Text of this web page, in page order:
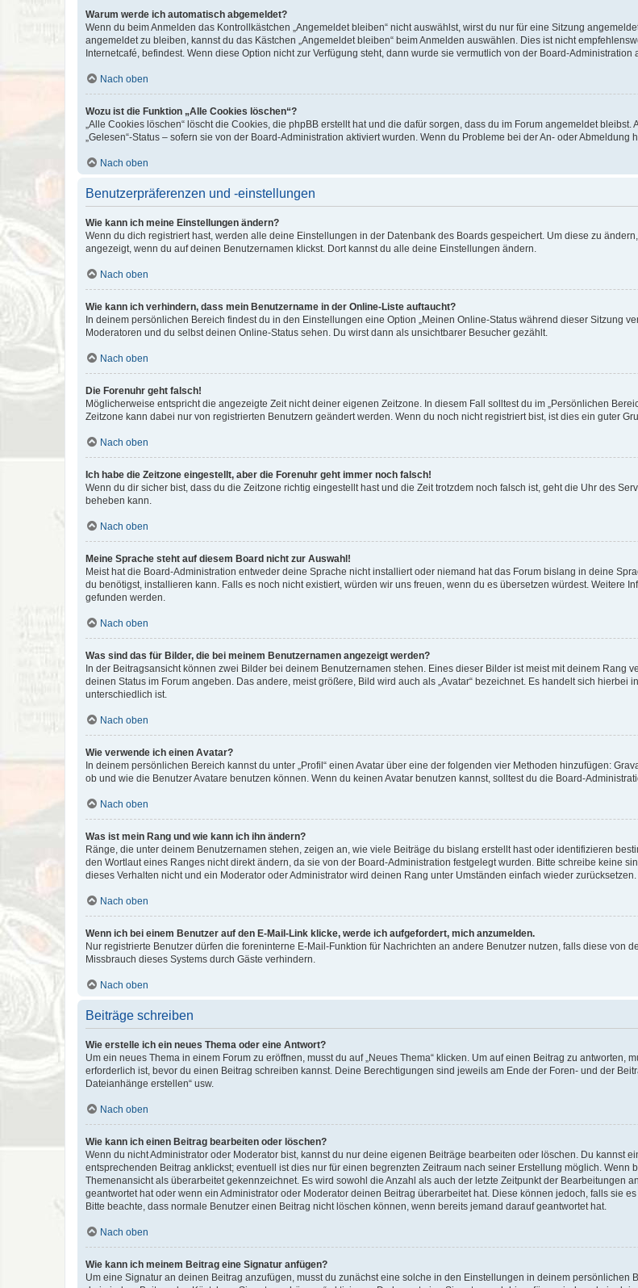
Warum werde ich automatisch abgemeldet?
Wenn du beim Anmelden das Kontrollkästchen „Angemeldet bleiben“ nicht auswählst, wirst du nur für eine Sitzung
angemeldet zu bleiben, kannst du das Kästchen „Angemeldet bleiben“ beim Anmelden auswählen. Dies ist nicht
Internetcafé, befindest. Wenn diese Option nicht zur Verfügung steht, dann wurde sie vermutlich von der Board-Administration
Nach oben
Wozu ist die Funktion „Alle Cookies löschen“?
„Alle Cookies löschen“ löscht die Cookies, die phpBB erstellt hat und die dafür sorgen, dass du im Forum angemeldet
„Gelesen“-Status – sofern sie von der Board-Administration aktiviert wurden. Wenn du Probleme bei der An- oder
Nach oben
Benutzerpräferenzen und -einstellungen
Wie kann ich meine Einstellungen ändern?
Wenn du dich registriert hast, werden alle deine Einstellungen in der Datenbank des Boards gespeichert. Um diese zu
angezeigt, wenn du auf deinen Benutzernamen klickst. Dort kannst du alle deine Einstellungen ändern.
Nach oben
Wie kann ich verhindern, dass mein Benutzername in der Online-Liste auftaucht?
In deinem persönlichen Bereich findest du in den Einstellungen eine Option „Meinen Online-Status während dieser Sitzung
Moderatoren und du selbst deinen Online-Status sehen. Du wirst dann als unsichtbarer Besucher gezählt.
Nach oben
Die Forenuhr geht falsch!
Möglicherweise entspricht die angezeigte Zeit nicht deiner eigenen Zeitzone. In diesem Fall solltest du im „Persönlichen
Zeitzone kann dabei nur von registrierten Benutzern geändert werden. Wenn du noch nicht registriert bist, ist dies ein guter
Nach oben
Ich habe die Zeitzone eingestellt, aber die Forenuhr geht immer noch falsch!
Wenn du dir sicher bist, dass du die Zeitzone richtig eingestellt hast und die Zeit trotzdem noch falsch ist, geht die Uhr des
beheben kann.
Nach oben
Meine Sprache steht auf diesem Board nicht zur Auswahl!
Meist hat die Board-Administration entweder deine Sprache nicht installiert oder niemand hat das Forum bislang in deine
du benötigst, installieren kann. Falls es noch nicht existiert, würden wir uns freuen, wenn du es übersetzen würdest. Weitere
gefunden werden.
Nach oben
Was sind das für Bilder, die bei meinem Benutzernamen angezeigt werden?
In der Beitragsansicht können zwei Bilder bei deinem Benutzernamen stehen. Eines dieser Bilder ist meist mit deinem Rang
deinen Status im Forum angeben. Das andere, meist größere, Bild wird auch als „Avatar“ bezeichnet. Es handelt sich
unterschiedlich ist.
Nach oben
Wie verwende ich einen Avatar?
In deinem persönlichen Bereich kannst du unter „Profil“ einen Avatar über eine der folgenden vier Methoden hinzufügen:
ob und wie die Benutzer Avatare benutzen können. Wenn du keinen Avatar benutzen kannst, solltest du die Board-
Nach oben
Was ist mein Rang und wie kann ich ihn ändern?
Ränge, die unter deinem Benutzernamen stehen, zeigen an, wie viele Beiträge du bislang erstellt hast oder identifizieren
den Wortlaut eines Ranges nicht direkt ändern, da sie von der Board-Administration festgelegt wurden. Bitte schreibe keine
dieses Verhalten nicht und ein Moderator oder Administrator wird deinen Rang unter Umständen einfach wieder zurücksetzen.
Nach oben
Wenn ich bei einem Benutzer auf den E-Mail-Link klicke, werde ich aufgefordert, mich anzumelden.
Nur registrierte Benutzer dürfen die foreninterne E-Mail-Funktion für Nachrichten an andere Benutzer nutzen, falls diese von
Missbrauch dieses Systems durch Gäste verhindern.
Nach oben
Beiträge schreiben
Wie erstelle ich ein neues Thema oder eine Antwort?
Um ein neues Thema in einem Forum zu eröffnen, musst du auf „Neues Thema“ klicken. Um auf einen Beitrag zu antworten,
erforderlich ist, bevor du einen Beitrag schreiben kannst. Deine Berechtigungen sind jeweils am Ende der Foren- und der
Dateianhänge erstellen“ usw.
Nach oben
Wie kann ich einen Beitrag bearbeiten oder löschen?
Wenn du nicht Administrator oder Moderator bist, kannst du nur deine eigenen Beiträge bearbeiten oder löschen. Du kannst
entsprechenden Beitrag anklickst; eventuell ist dies nur für einen begrenzten Zeitraum nach seiner Erstellung möglich.
Themenansicht als überarbeitet gekennzeichnet. Es wird sowohl die Anzahl als auch der letzte Zeitpunkt der Bearbeitungen
geantwortet hat oder wenn ein Administrator oder Moderator deinen Beitrag überarbeitet hat. Diese können jedoch, falls sie
Bitte beachte, dass normale Benutzer einen Beitrag nicht löschen können, wenn bereits jemand darauf geantwortet hat.
Nach oben
Wie kann ich meinem Beitrag eine Signatur anfügen?
Um eine Signatur an deinen Beitrag anzufügen, musst du zunächst eine solche in den Einstellungen in deinem